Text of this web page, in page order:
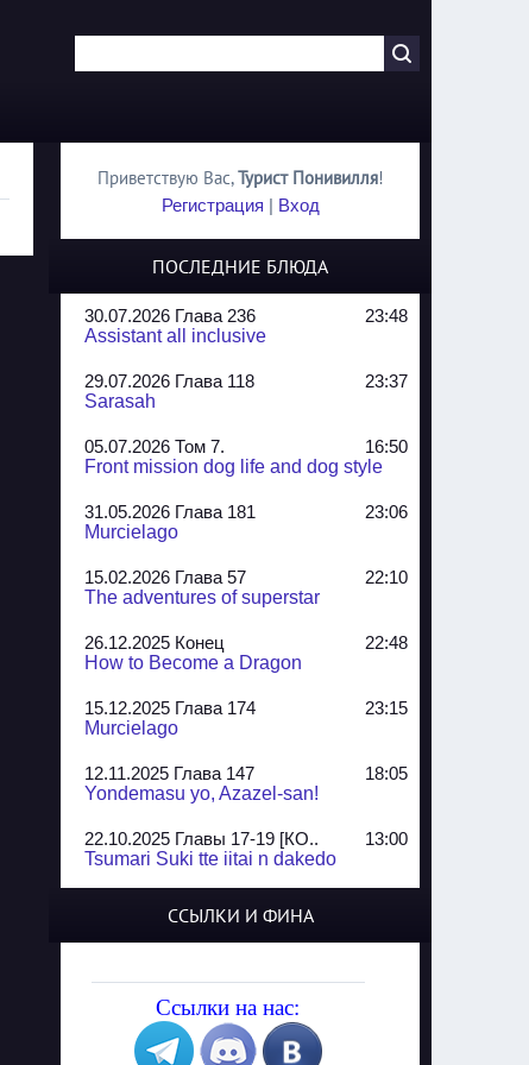
Приветствую Вас,Турист Понивилля!
Регистрация | Вход
ПОСЛЕДНИЕ БЛЮДА
30.07.2026 Глава 236
23:48
Assistant all inclusive
29.07.2026 Глава 118
23:37
Sarasah
05.07.2026 Том 7.
16:50
Front mission dog life and dog style
31.05.2026 Глава 181
23:06
Murcielago
15.02.2026 Глава 57
22:10
The adventures of superstar
26.12.2025 Конец
22:48
How to Become a Dragon
15.12.2025 Глава 174
23:15
Murcielago
12.11.2025 Глава 147
18:05
Yondemasu yo, Azazel-san!
22.10.2025 Главы 17-19 [КО..
13:00
Tsumari Suki tte iitai n dakedo
Jungle Juice
Yozakura Shijuusou
08.08.2025 Глава 50
A Compendium of Ghosts
ССЫЛКИ И ФИНА
Ссылки на нас: